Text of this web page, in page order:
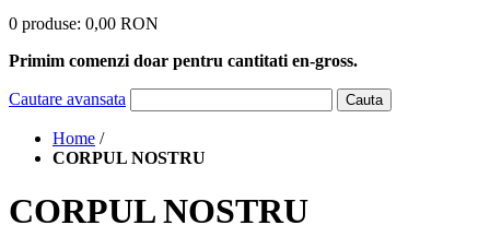
0 produse: 0,00 RON
Primim comenzi doar pentru cantitati en-gross.
Cautare avansata Cauta
Home /
CORPUL NOSTRU
CORPUL NOSTRU